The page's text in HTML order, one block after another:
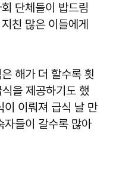
단체들이 밥드림
친 많은 이들에게
해가 더 할수록 횟
을 제공하기도 했
이 이뤄져 급식 날 만
자들이 갈수록 많아